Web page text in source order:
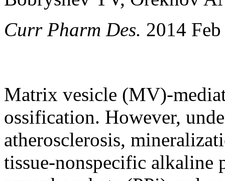
Curr Pharm Des. 2014
Matrix vesicle (MV)-
ossification. However,
atherosclerosis,
tissue-nonspecific alkaline